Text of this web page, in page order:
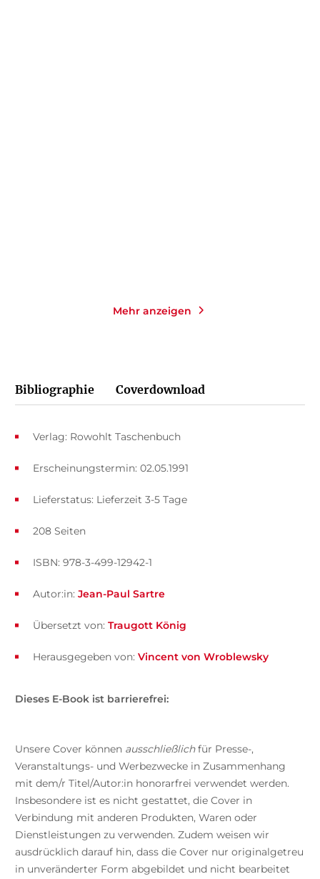
Mehr anzeigen
Bibliographie Coverdownload
Verlag: Rowohlt Taschenbuch
Übersetzt von: Traugott König
Erscheinungstermin: 02.05.1991
Lieferstatus: Lieferzeit 3-5 Tage
ISBN: 978-3-499-12942-1
208 Seiten
Autor:in: Jean-Paul Sartre
Herausgegeben von: Vincent von Wroblewsky
Dieses E-Book ist barrierefrei:
Unsere Cover können ausschließlichfür Presse-,
Veranstaltungs- und Werbezwecke in Zusammenhang
mit dem/r Titel/Autor:in honorarfrei verwendet werden.
Insbesondere ist es nicht gestattet, die Cover in
Verbindung mit anderen Produkten, Waren oder
Dienstleistungen zu verwenden. Zudem weisen wir
ausdrücklich darauf hin, dass die Cover nur originalgetreu
in unveränderter Form abgebildet und nicht bearbeitet